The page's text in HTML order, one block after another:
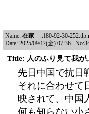
Name: 在家 ..180-92-30-
Date: 2025/09/12(金) 07:36
Title: 人のふり見て我が
先日中国で抗日
それに合わせて
映されて、中国
何も知らない小